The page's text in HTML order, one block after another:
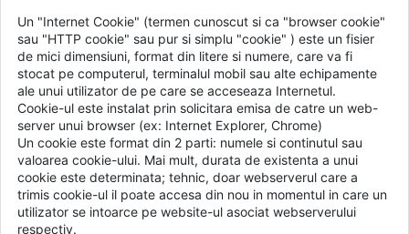
Un "Internet Cookie" (termen cunoscut si ca "browser cookie"
sau "HTTP cookie" sau pur si simplu "cookie" ) este un fisier
de mici dimensiuni, format din litere si numere, care va fi
stocat pe computerul, terminalul mobil sau alte echipamente
ale unui utilizator de pe care se acceseaza Internetul.
Cookie-ul este instalat prin solicitara emisa de catre un web-
server unui browser (ex: Internet Explorer, Chrome)
Un cookie este format din 2 parti: numele si continutul sau
valoarea cookie-ului. Mai mult, durata de existenta a unui
cookie este determinata; tehnic, doar webserverul care a
trimis cookie-ul il poate accesa din nou in momentul in care un
utilizator se intoarce pe website-ul asociat webserverului
respectiv.